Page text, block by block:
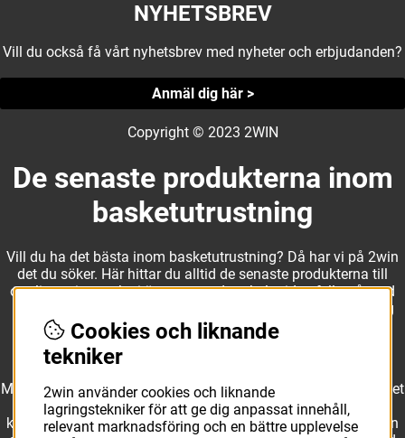
NYHETSBREV
Vill du också få vårt nyhetsbrev med nyheter och erbjudanden?
Anmäl dig här >
Copyright © 2023 2WIN
De senaste produkterna inom
basketutrustning
Vill du ha det bästa inom basketutrustning? Då har vi på 2win
det du söker. Här hittar du alltid de senaste produkterna till
otroliga priser, och vi är noga med att hela tiden fylla på med
nyheter i webbshopen. Det gör oss till ett naturligt val för dig
som vill ha utrustning som överträffar alla andra märken.
Med ett av Sveriges största kläd- och skosortiment inom basket
kan vi erbjuda allt som du eller din klubb behöver. Välj ut
kvalitativa basketbollar och basketskor från välkända märken
Cookies och liknande
tekniker
2win använder cookies och liknande
lagringstekniker för att ge dig anpassat innehåll,
relevant marknadsföring och en bättre upplevelse